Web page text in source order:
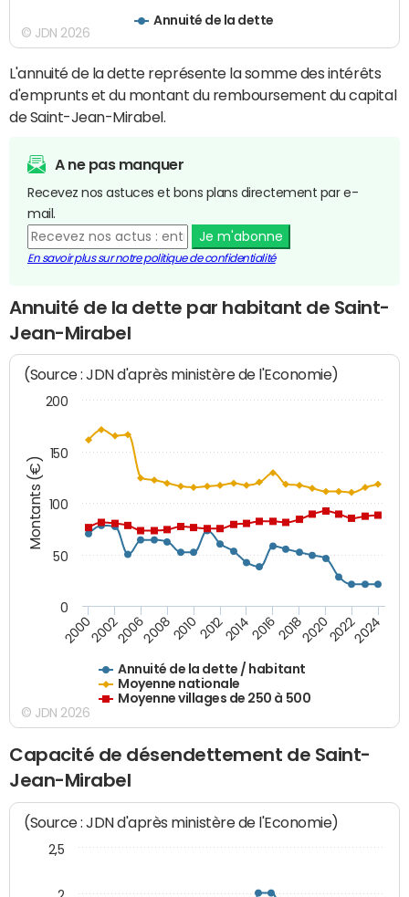
Annuité de la dette
© JDN 2026
L'annuité de la dette représente la somme des intérêts
d'emprunts et du montant du remboursement du capital
de Saint-Jean-Mirabel.
A ne pas manquer
Recevez nos astuces et bons plans directement par e-
mail.
Je m'abonne
En savoir plus sur notre politique de confidentialité
Annuité de la dette par habitant de Saint-
Jean-Mirabel
Montants (€)
(Source : JDN d'après ministère de l'Economie)
Annuité de la dette / habitant
Moyenne nationale
Moyenne villages de 250 à 500
200020022006200820102012201420162018202020222024
0
50
100
150
200
© JDN 2026
Capacité de désendettement de Saint-
Jean-Mirabel
(Source : JDN d'après ministère de l'Economie)
2,5